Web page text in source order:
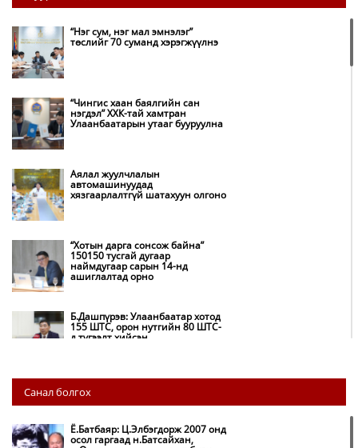
“Нэг сум, нэг мал эмнэлэг”
төслийг 70 суманд хэрэгжүүлнэ
“Чингис хаан баялгийн сан
нэгдэл” ХХК-тай хамтран
Улаанбаатарын утааг бууруулна
Аялал жуулчлалын
автомашинуудад
хязгаарлалтгүй шатахуун олгоно
“Хотын дарга сонсож байна”
150150 тусгай дугаар
наймдугаар сарын 14-нд
ашиглалтад орно
Б.Дашпүрэв: Улаанбаатар хотод
155 ШТС, орон нутгийн 80 ШТС-
д түгээлт хийсэн
НИТХ: Багануур ХК-ийг түшиглэн
нүүрс-пиролизийн үйлдвэр
байгуулж, ирэх оноос хагас кокс
Санал болгох
Ё.Батбаяр: Ц.Элбэгдорж 2007 онд
осол гаргаад н.Батсайхан,